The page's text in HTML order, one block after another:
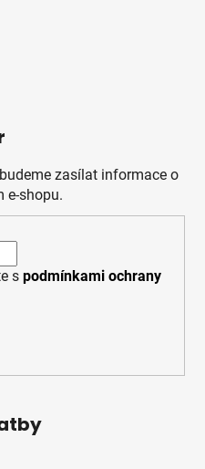
zasílat informace o
e-shopu.
s podmínkami ochrany